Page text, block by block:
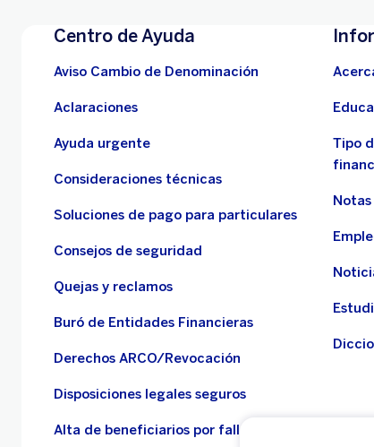
Centro de Ayuda
Aviso Cambio de Denominación
Aclaraciones
Ayuda urgente
Consideraciones técnicas
Soluciones de pago para particulares
Consejos de seguridad
Quejas y reclamos
Buró de Entidades Financieras
Derechos ARCO/Revocación
Disposiciones legales seguros
Alta de beneficiarios por fallecimiento
Tipo